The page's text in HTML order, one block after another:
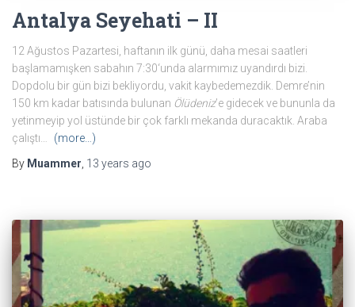
Antalya Seyehati – II
12 Ağustos Pazartesi, haftanın ilk günü, daha mesai saatleri
başlamamışken sabahın 7:30‘unda alarmımız uyandırdı bizi.
Dopdolu bir gün bizi bekliyordu, vakit kaybedemezdik. Demre’nin
150 km kadar batısında bulunan Ölüdeniz’e gidecek ve bununla da
yetinmeyip yol üstünde bir çok farklı mekanda duracaktık. Araba
çalıştı…
(more…)
By Muammer, 13 years ago